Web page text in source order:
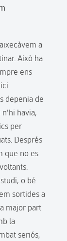
a
Això ha
ens
depenia de
havia,
per
Després
que no es
o bé
sortides a
major part
la
seriós,